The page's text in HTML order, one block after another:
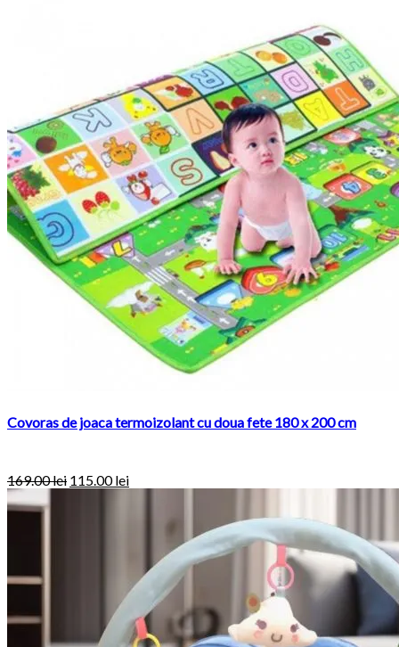
Covoras de joaca termoizolant cu doua fete 180 x 200 cm
169.00lei 115.00lei